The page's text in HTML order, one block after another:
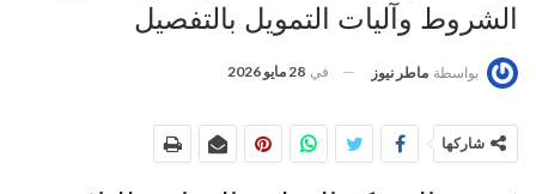
الشروط وآليات التمويل بالتفصيل
بواسطة ماطر نيوز في 28 مايو 2026
شاركها